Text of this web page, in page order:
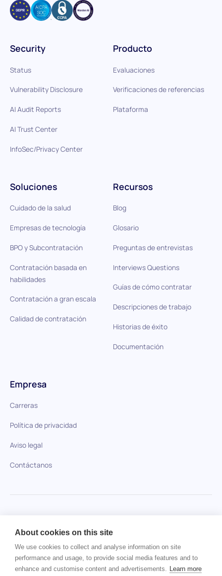
Producto
Evaluaciones
Verificaciones de referencias
Plataforma
Soluciones
Cuidado de la salud
Empresas de tecnología
BPO y Subcontratación
Contratación basada en
habilidades
Contratación a gran escala
Calidad de contratación
Recursos
Blog
Glosario
Preguntas de entrevistas
Interviews Questions
Guías de cómo contratar
Descripciones de trabajo
Historias de éxito
Documentación
Security
Status
Vulnerability Disclosure
AI Audit Reports
AI Trust Center
InfoSec/Privacy Center
Empresa
Carreras
Política de privacidad
Aviso legal
Contáctanos
No se ha encontrado ningún artículo.
About cookies on this site
We use cookies to collect and analyse information on site
performance and usage, to provide social media features and to
enhance and customise content and advertisements. Learn more